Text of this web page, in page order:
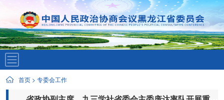
首页 > 专委会工作